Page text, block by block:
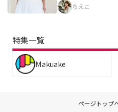
ちえこ
特集一覧
Makuake
ページトップ